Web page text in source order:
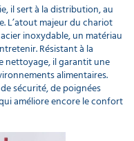
il sert à la distribution, au
L’atout majeur du chariot
inoxydable, un matériau
Résistant à la
nettoyage, il garantit une
alimentaires.
sécurité, de poignées
améliore encore le confort